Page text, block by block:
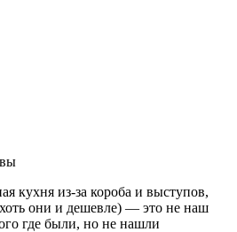
кухня из-за короба и выступов,
они и дешевле) — это не наш
где были, но не нашли